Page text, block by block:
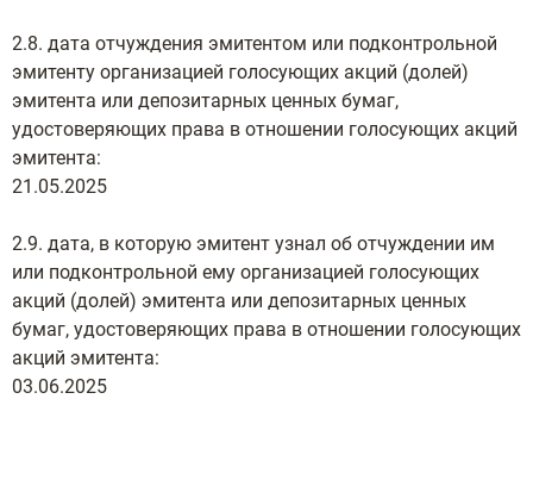
2.8. дата отчуждения эмитентом или подконтрольной
эмитенту организацией голосующих акций (долей)
эмитента или депозитарных ценных бумаг,
удостоверяющих права в отношении голосующих акций
эмитента:
21.05.2025
2.9. дата, в которую эмитент узнал об отчуждении им
или подконтрольной ему организацией голосующих
акций (долей) эмитента или депозитарных ценных
бумаг, удостоверяющих права в отношении голосующих
акций эмитента:
03.06.2025